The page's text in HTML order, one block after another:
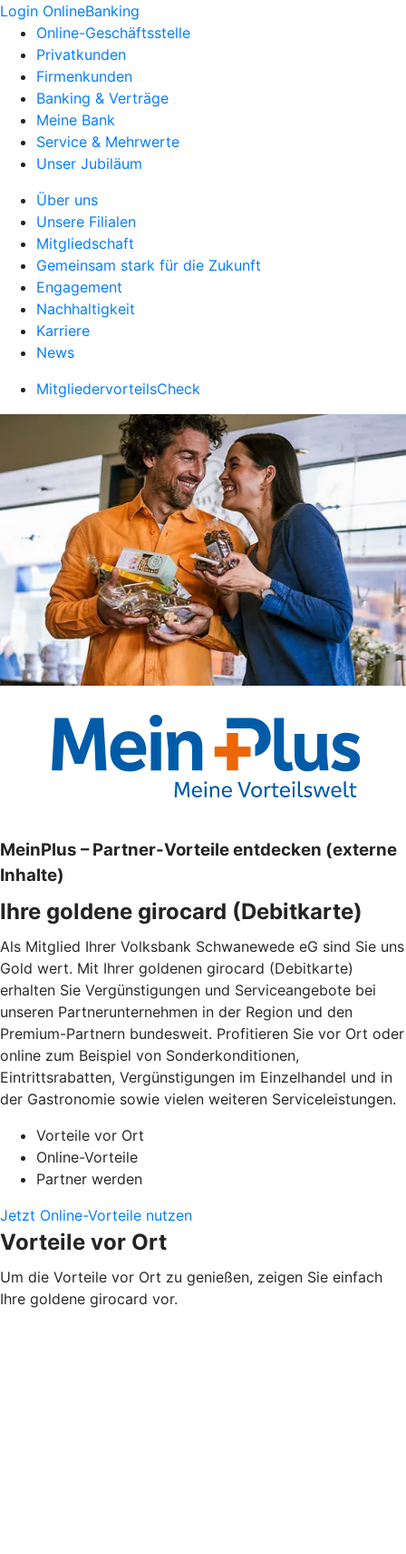
Login OnlineBanking
Online-Geschäftsstelle
Privatkunden
Firmenkunden
Banking & Verträge
Meine Bank
Service & Mehrwerte
Unser Jubiläum
Über uns
Unsere Filialen
Mitgliedschaft
Gemeinsam stark für die Zukunft
Engagement
Nachhaltigkeit
Karriere
News
MitgliedervorteilsCheck
MeinPlus – Partner-Vorteile entdecken (externe
Inhalte)
Ihre goldene girocard (Debitkarte)
Als Mitglied Ihrer Volksbank Schwanewede eG sind Sie uns
Gold wert. Mit Ihrer goldenen girocard (Debitkarte)
erhalten Sie Vergünstigungen und Serviceangebote bei
unseren Partnerunternehmen in der Region und den
Premium-Partnern bundesweit. Profitieren Sie vor Ort oder
online zum Beispiel von Sonderkonditionen,
Eintrittsrabatten, Vergünstigungen im Einzelhandel und in
der Gastronomie sowie vielen weiteren Serviceleistungen.
Vorteile vor Ort
Online-Vorteile
Partner werden
Jetzt Online-Vorteile nutzen
Vorteile vor Ort
Um die Vorteile vor Ort zu genießen, zeigen Sie einfach
Ihre goldene girocard vor.